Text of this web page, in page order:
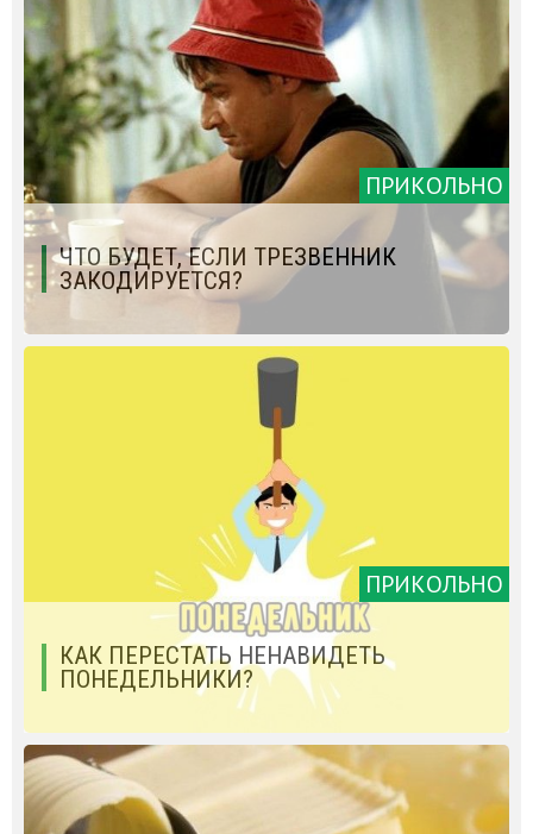
ПРИКОЛЬНО
ЧТО БУДЕТ, ЕСЛИ ТРЕЗВЕННИК
ЗАКОДИРУЕТСЯ?
ПРИКОЛЬНО
КАК ПЕРЕСТАТЬ НЕНАВИДЕТЬ
ПОНЕДЕЛЬНИКИ?